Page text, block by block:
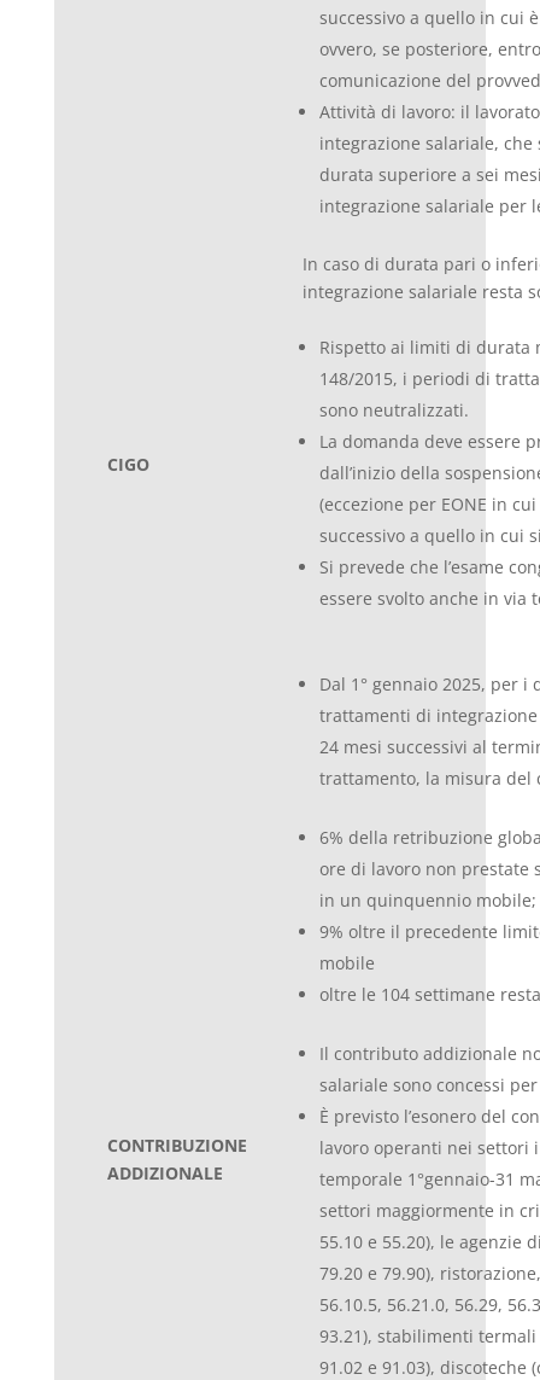
successivo a quello in cui
ovvero, se posteriore,
comunicazione del
Attività di lavoro: il
integrazione salariale,
durata superiore a sei
integrazione salariale per
In caso di durata pari o
integrazione salariale resta
CIGO
Rispetto ai limiti di durata
148/2015, i periodi di
sono neutralizzati.
La domanda deve essere
dall’inizio della
(eccezione per EONE in
successivo a quello in cui
Si prevede che l’esame
essere svolto anche in via
CONTRIBUZIONE
ADDIZIONALE
Dal 1° gennaio 2025, per
trattamenti di
24 mesi successivi al
trattamento, la misura del
6% della retribuzione
ore di lavoro non prestate
in un quinquennio mobile;
9% oltre il precedente
mobile
oltre le 104 settimane
Il contributo addizionale
salariale sono concessi
È previsto l’esonero del
lavoro operanti nei settori
temporale 1°gennaio-31
settori maggiormente in
55.10 e 55.20), le agenzie
79.20 e 79.90),
56.10.5, 56.21.0, 56.29,
93.21), stabilimenti termali
91.02 e 91.03), discoteche